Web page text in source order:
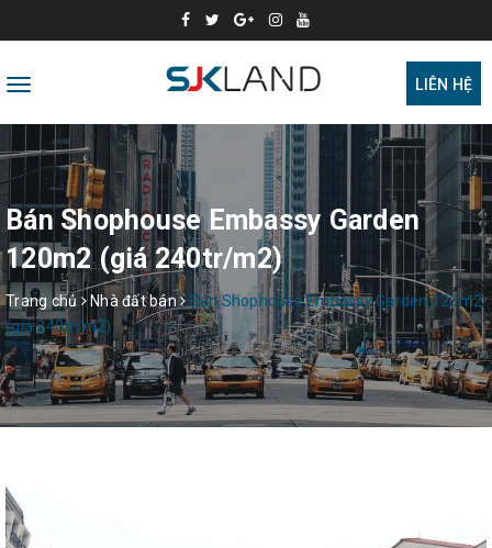
Toggle
LIÊN HỆ
Bán Shophouse Embassy Garden
120m2 (giá 240tr/m2)
Trang chủ Nhà đất bán
Bán Shophouse Embassy Garden 120m2
(giá 240tr/m2)